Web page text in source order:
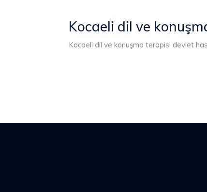
Kocaeli dil ve
Kocaeli dil ve konuşma terapisi devlet